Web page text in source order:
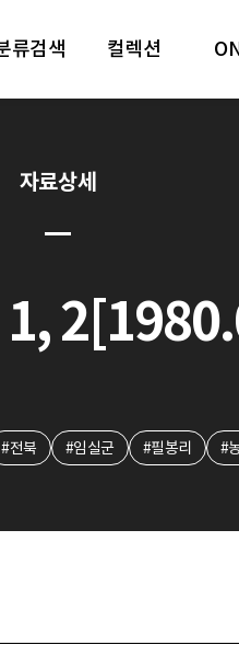
류검색 컬렉션
자료상세
1,
#전북 #임실군 #필봉리 #